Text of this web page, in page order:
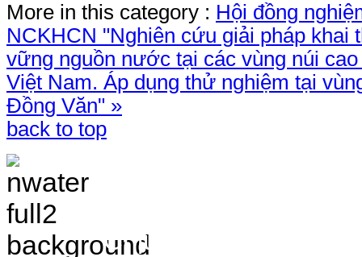
More in this category : Hội đồng
NCKHCN "Nghiên cứu giải pháp khai
vững nguồn nước tại các vùng núi
Việt Nam. Áp dụng thử nghiệm tại
Đồng Văn" »
back to top
Chịu trách nhiệm nội